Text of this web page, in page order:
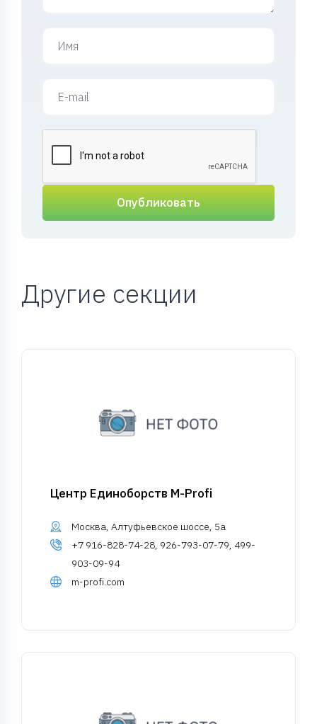
Опубликовать
Другие секции
Центр Единоборств M-Profi
Москва, Алтуфьевское шоссе, 5а
+7 916-828-74-28, 926-793-07-79, 499-
903-09-94
m-profi.com